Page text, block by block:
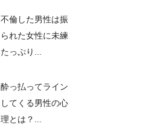
不倫した男性は振
られた女性に未練
たっぷり...
酔っ払ってライン
してくる男性の心
理とは？...